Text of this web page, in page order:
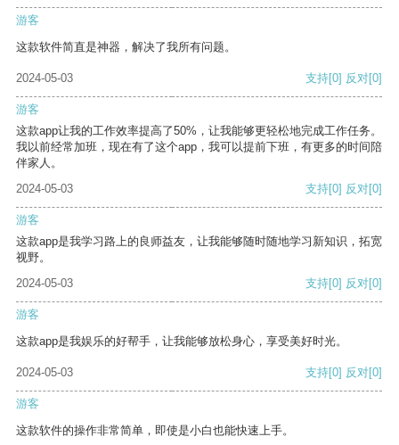
游客
这款软件简直是神器，解决了我所有问题。
2024-05-03 支持[0] 反对[0]
游客
这款app让我的工作效率提高了50%，让我能够更轻松地完成工作任务。
我以前经常加班，现在有了这个app，我可以提前下班，有更多的时间陪
伴家人。
2024-05-03
支持[0] 反对[0]
游客
这款app是我学习路上的良师益友，让我能够随时随地学习新知识，拓宽
视野。
2024-05-03
支持[0] 反对[0]
游客
这款app是我娱乐的好帮手，让我能够放松身心，享受美好时光。
2024-05-03 支持[0] 反对[0]
游客
这款软件的操作非常简单，即使是小白也能快速上手。